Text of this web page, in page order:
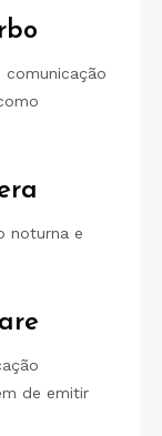
noturna e
de emitir